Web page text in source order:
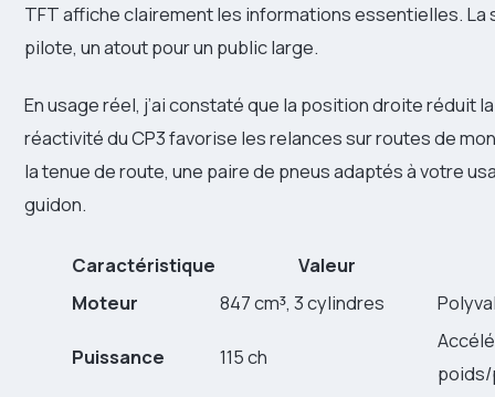
TFT affiche clairement les informations essentielles. La
pilote, un atout pour un public large.
En usage réel, j’ai constaté que la position droite réduit
réactivité du CP3 favorise les relances sur routes de
la tenue de route, une paire de pneus adaptés à votre
guidon.
Caractéristique
Valeur
Moteur
847 cm³, 3 cylindres
Puissance 115 ch